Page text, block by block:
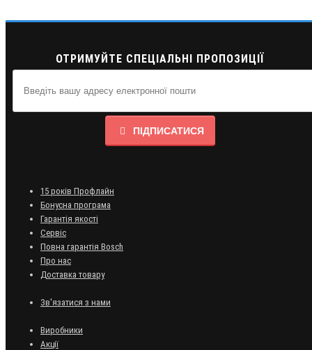
ОТРИМУЙТЕ СПЕЦІАЛЬНІ ПРОПОЗИЦІЇ
ПІДПИСАТИСЯ
15 років Профлайн
Бонусна програма
Гарантія якості
Сервіс
Повна гарантія Bosch
Про нас
Доставка товару
Зв'язатися з нами
Виробники
Акції